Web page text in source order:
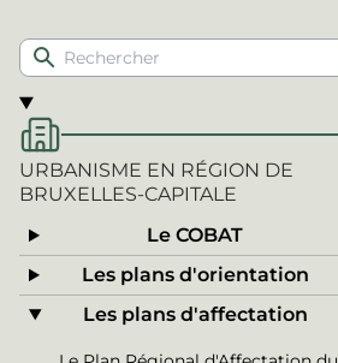
URBANISME EN RÉGION DE
BRUXELLES-CAPITALE
Le COBAT
Les plans d'orientation
Les plans d'affectation